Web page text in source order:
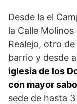
Desde la el
la Calle
Realejo, otro
barrio y desde
iglesia de los
con mayor
sede de hasta